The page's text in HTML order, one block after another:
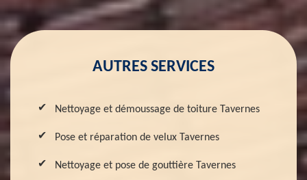
AUTRES SERVICES
Nettoyage et démoussage de toiture Tavernes
Pose et réparation de velux Tavernes
Nettoyage et pose de gouttière Tavernes